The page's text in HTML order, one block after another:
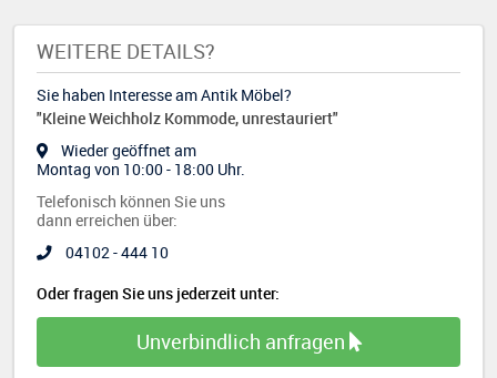
WEITERE DETAILS?
Sie haben Interesse am Antik Möbel?
"Kleine Weichholz Kommode, unrestauriert"
Wieder geöffnet am
Montag von 10:00 - 18:00 Uhr.
Telefonisch können Sie uns
dann erreichen über:
04102 - 444 10
Oder fragen Sie uns jederzeit unter:
Unverbindlich anfragen